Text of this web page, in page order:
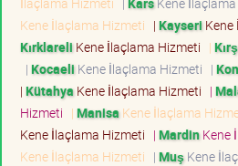
Kene İlaçlama Hizmeti | Kayseri
Kırklareli Kene İlaçlama Hizmeti |
| Kocaeli Kene İlaçlama Hizmeti |
| Kütahya Kene İlaçlama Hizmeti |
Hizmeti | Manisa Kene İlaçlama
Kene İlaçlama Hizmeti | MardinKene
Kene İlaçlama Hizmeti | Muş Kene